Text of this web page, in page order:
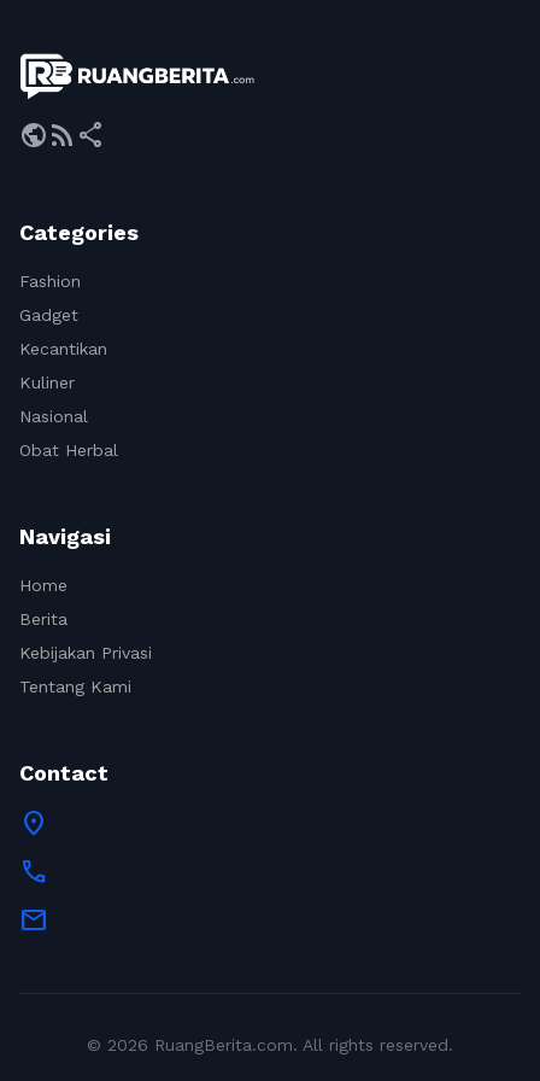
publicrss_feed share
Categories
Fashion
Gadget
Kecantikan
Kuliner
Nasional
Obat Herbal
Navigasi
Home
Berita
Kebijakan Privasi
Tentang Kami
Contact
location_on
call
mail
© 2026 RuangBerita.com. All rights reserved.